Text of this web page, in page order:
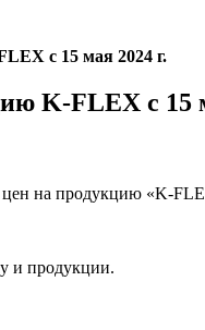
с 15 мая 2024 г.
K-FLEX с 15
на продукцию «K-
и продукции.